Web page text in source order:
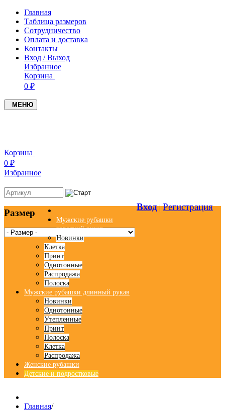
Главная
Таблица размеров
Сотрудничество
Оплата и доставка
Контакты
Вход / Выход
Избранное
Корзина
0 ₽
МЕНЮ
Корзина
0 ₽
Вход|Регистрация
Избранное
Размер
Мужские рубашки
короткий рукав
Новинки
Клетка
Принт
Однотонные
Распродажа
Полоска
Мужские рубашки длинный рукав
Новинки
Однотонные
Утепленные
Принт
Полоска
Клетка
Распродажа
Женские рубашки
Детские и подростковые
Главная/